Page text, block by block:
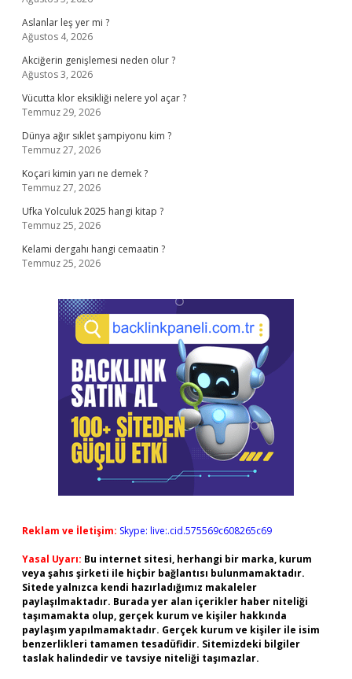
Aslanlar leş yer mi ?
Ağustos 4, 2026
Akciğerin genişlemesi neden olur ?
Ağustos 3, 2026
Vücutta klor eksikliği nelere yol açar ?
Temmuz 29, 2026
Dünya ağır sıklet şampiyonu kim ?
Temmuz 27, 2026
Koçari kimin yarı ne demek ?
Temmuz 27, 2026
Ufka Yolculuk 2025 hangi kitap ?
Temmuz 25, 2026
Kelami dergahı hangi cemaatin ?
Temmuz 25, 2026
Reklam ve İletişim: Skype: live:.cid.575569c608265c69
Yasal Uyarı: Bu internet sitesi, herhangi bir marka, kurum
veya şahıs şirketi ile hiçbir bağlantısı bulunmamaktadır.
Sitede yalnızca kendi hazırladığımız makaleler
paylaşılmaktadır. Burada yer alan içerikler haber niteliği
taşımamakta olup, gerçek kurum ve kişiler hakkında
paylaşım yapılmamaktadır. Gerçek kurum ve kişiler ile isim
benzerlikleri tamamen tesadüfidir. Sitemizdeki bilgiler
taslak halindedir ve tavsiye niteliği taşımazlar.